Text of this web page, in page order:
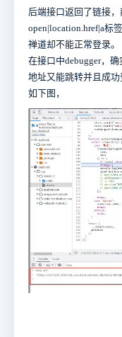
后端接口返回了链接
open|location.href|a标
禅道却不能正常登录。
在接口中debugger，
地址又能跳转并且成功
如下图，